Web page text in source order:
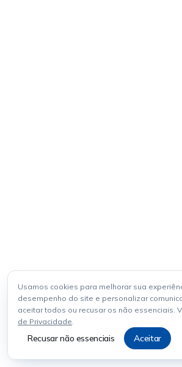
Usamos cookies para melhorar sua
desempenho do site e personalizar
aceitar todos ou recusar os não essenciais.
de Privacidade.
Recusar não essenciais Aceitar